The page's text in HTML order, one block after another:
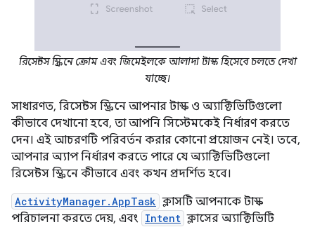
রিসেন্টস স্ক্রিনে ক্রোম এবং জিমেইলকে আলাদা টাস্ক হিসেবে চলতে দেখা
যাচ্ছে।
সাধারণত, রিসেন্টস স্ক্রিনে আপনার টাস্ক ও অ্যাক্টিভিটিগুলো
কীভাবে দেখানো হবে, তা আপনি সিস্টেমকেই নির্ধারণ করতে
দেন। এই আচরণটি পরিবর্তন করার কোনো প্রয়োজন নেই। তবে,
আপনার অ্যাপ নির্ধারণ করতে পারে যে অ্যাক্টিভিটিগুলো
রিসেন্টস স্ক্রিনে কীভাবে এবং কখন প্রদর্শিত হবে।
ActivityManager.AppTask ক্লাসটি আপনাকে টাস্ক
পরিচালনা করতে দেয়, এবং Intent ক্লাসের অ্যাক্টিভিটি